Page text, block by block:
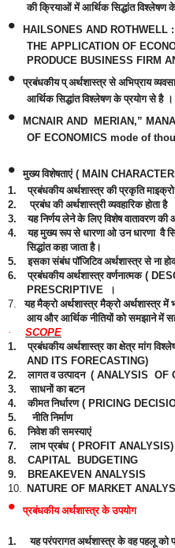
की क्रियाओं में आर्थिक सिद्धांत विश्लेषण
•
HAILSONES AND ROTHWELL
THE APPLICATION OF
PRODUCE BUSINESS FIRM
•
प्रबंधकीय प् अर्थशास्त्र से अभिप्राय
आर्थिक सिद्धांत विश्लेषण के प्रयोग से है ।
• MCNAIR AND MERIAN,”
OF ECONOMICS mode of
• मुख्य विशेषताएं( MAIN
1.
प्रबंधकीय अर्थशास्त्र की प्रकृति माइक्रो
2.
प्रबंध की अर्थशास्त्री व्यवहारिक होता है
3.
यह निर्णय लेने के लिए विशेष वातावरण की
4.
यह मुख्य रूप से धारणा ओ उन धारणा वै
सिद्धांत कहा जाता है।
5.
इसका संबंध पॉजिटिव अर्थशास्त्र से ना
6.
प्रबंधकीय अर्थशास्त्र वर्णनात्मक (
PRESCRIPTIVE
।
7.
यह मैक्रो अर्थशास्त्र मैक्रो अर्थशास्त्र में
आय और आर्थिक नीतियों को समझाने में
·
SCOPE
1.
प्रबंधकीय अर्थशास्त्र का क्षेत्र मांग
AND ITS FORECASTING)
2.
लागत व उत्पादन ( ANALYSIS OF
3.
साधनों का बटन
4.
कीमत निर्धारण( PRICING
5.
नीति निर्माण
6.
निवेश की समस्याएं
7.
लाभ प्रबंध( PROFIT ANALYSIS)
8.
CAPITAL BUDGETING
9.
BREAKEVEN ANALYSIS
10.
NATURE OF MARKET
• प्रबंधकीय अर्थशास्त्र के उपयोग
1. यह परंपरागत अर्थशास्त्र के वह पहलू को